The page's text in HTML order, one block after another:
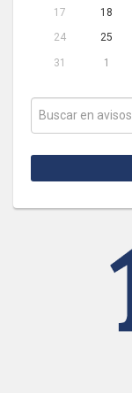
17
18
24
25
31 1